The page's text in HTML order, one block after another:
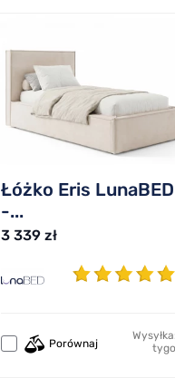
Łóżko Eris LunaBED
-...
3 339 zł
Porównaj